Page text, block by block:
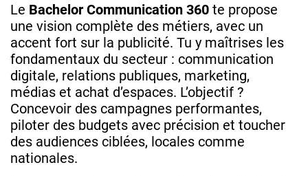
Le Bachelor Communication 360 te propose
une vision complète des métiers, avec un
accent fort sur la publicité. Tu y maîtrises les
fondamentaux du secteur : communication
digitale, relations publiques, marketing,
médias et achat d’espaces. L’objectif ?
Concevoir des campagnes performantes,
piloter des budgets avec précision et toucher
des audiences ciblées, locales comme
nationales.